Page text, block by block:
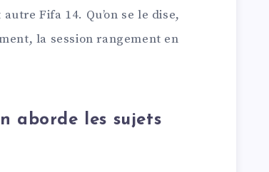
Fifa 14. Qu’on se le dise,
la session rangement en
aborde les sujets